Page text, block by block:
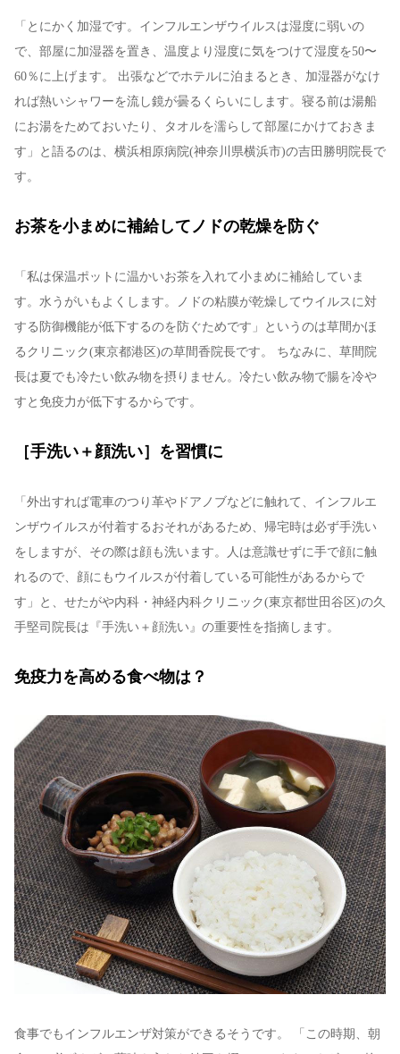
「とにかく加湿です。インフルエンザウイルスは湿度に弱いの
で、部屋に加湿器を置き、温度より湿度に気をつけて湿度を50〜
60％に上げます。 出張などでホテルに泊まるとき、加湿器がなけ
れば熱いシャワーを流し鏡が曇るくらいにします。寝る前は湯船
にお湯をためておいたり、タオルを濡らして部屋にかけておきま
す」と語るのは、横浜相原病院(神奈川県横浜市)の吉田勝明院長で
す。
お茶を小まめに補給してノドの乾燥を防ぐ
「私は保温ポットに温かいお茶を入れて小まめに補給していま
す。水うがいもよくします。ノドの粘膜が乾燥してウイルスに対
する防御機能が低下するのを防ぐためです」というのは草間かほ
るクリニック(東京都港区)の草間香院長です。 ちなみに、草間院
長は夏でも冷たい飲み物を摂りません。冷たい飲み物で腸を冷や
すと免疫力が低下するからです。
［手洗い＋顔洗い］を習慣に
「外出すれば電車のつり革やドアノブなどに触れて、インフルエ
ンザウイルスが付着するおそれがあるため、帰宅時は必ず手洗い
をしますが、その際は顔も洗います。人は意識せずに手で顔に触
れるので、顔にもウイルスが付着している可能性があるからで
す」と、せたがや内科・神経内科クリニック(東京都世田谷区)の久
手堅司院長は『手洗い＋顔洗い』の重要性を指摘します。
免疫力を高める食べ物は？
食事でもインフルエンザ対策ができるそうです。 「この時期、朝